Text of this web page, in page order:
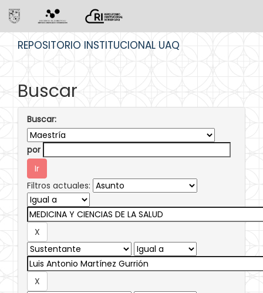
REPOSITORIO INSTITUCIONAL UAQ
Buscar
Buscar:
por
Filtros actuales: